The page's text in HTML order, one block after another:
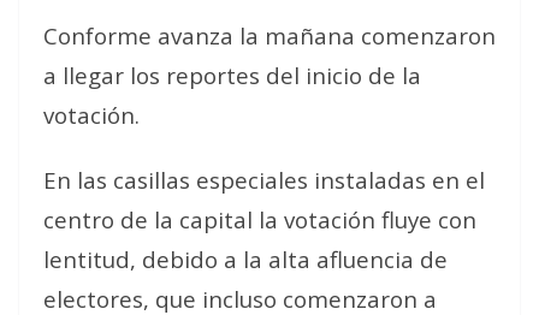
Conforme avanza la mañana comenzaron
a llegar los reportes del inicio de la
votación.
En las casillas especiales instaladas en el
centro de la capital la votación fluye con
lentitud, debido a la alta afluencia de
electores, que incluso comenzaron a